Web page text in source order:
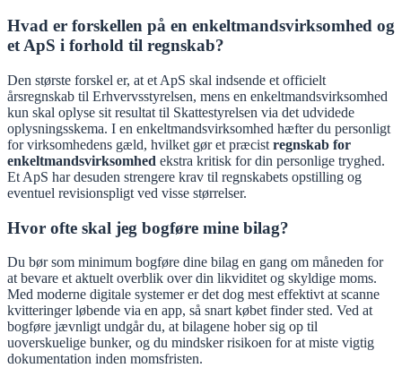
Hvad er forskellen på en enkeltmandsvirksomhed og
et ApS i forhold til regnskab?
Den største forskel er, at et ApS skal indsende et officielt
årsregnskab til Erhvervsstyrelsen, mens en enkeltmandsvirksomhed
kun skal oplyse sit resultat til Skattestyrelsen via det udvidede
oplysningsskema. I en enkeltmandsvirksomhed hæfter du personligt
for virksomhedens gæld, hvilket gør et præcist regnskab for
enkeltmandsvirksomhed ekstra kritisk for din personlige tryghed.
Et ApS har desuden strengere krav til regnskabets opstilling og
eventuel revisionspligt ved visse størrelser.
Hvor ofte skal jeg bogføre mine bilag?
Du bør som minimum bogføre dine bilag en gang om måneden for
at bevare et aktuelt overblik over din likviditet og skyldige moms.
Med moderne digitale systemer er det dog mest effektivt at scanne
kvitteringer løbende via en app, så snart købet finder sted. Ved at
bogføre jævnligt undgår du, at bilagene hober sig op til
uoverskuelige bunker, og du mindsker risikoen for at miste vigtig
dokumentation inden momsfristen.